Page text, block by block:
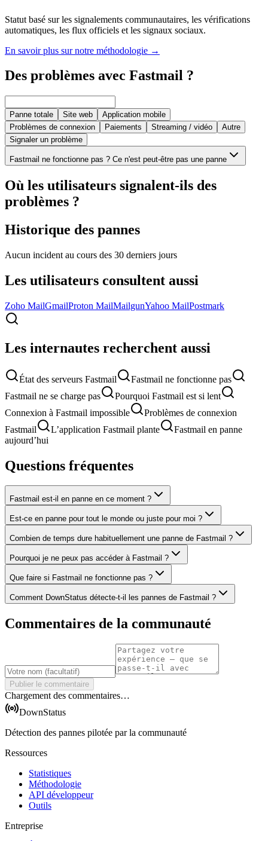
Statut basé sur les signalements communautaires, les vérifications
automatiques, les flux officiels et les signaux sociaux.
En savoir plus sur notre méthodologie →
Des problèmes avec Fastmail ?
Panne totale Site web
Application mobile
Problèmes de connexion
Paiements Streaming / vidéo
Autre
Signaler un problème
Fastmail ne fonctionne pas ? Ce n'est peut-être pas une panne
Où les utilisateurs signalent-ils des
problèmes ?
Historique des pannes
Aucun incident au cours des 30 derniers jours
Les utilisateurs consultent aussi
Zoho MailGmailProton MailMailgunYahoo MailPostmark
Les internautes recherchent aussi
État des serveurs Fastmail
Fastmail ne fonctionne pas
Fastmail ne se charge pas
Pourquoi Fastmail est si lent
Connexion à Fastmail impossible
Problèmes de connexion
Fastmail
L’application Fastmail plante
Fastmail en panne
aujourd’hui
Questions fréquentes
Fastmail est-il en panne en ce moment ?
Est-ce en panne pour tout le monde ou juste pour moi ?
Combien de temps dure habituellement une panne de Fastmail ?
Pourquoi je ne peux pas accéder à Fastmail ?
Que faire si Fastmail ne fonctionne pas ?
Comment DownStatus détecte-t-il les pannes de Fastmail ?
Commentaires de la communauté
Publier le commentaire
Chargement des commentaires…
DownStatus
Détection des pannes pilotée par la communauté
Ressources
Statistiques
Méthodologie
API développeur
Outils
Entreprise